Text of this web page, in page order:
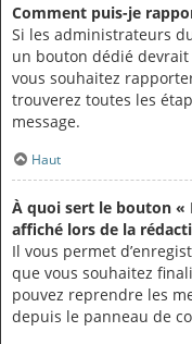
Comment puis-je
Si les administrateurs
un bouton dédié
vous souhaitez
trouverez toutes les
message.
Haut
À quoi sert le bouton «
affiché lors de la
Il vous permet
que vous souhaitez
pouvez reprendre les
depuis le panneau de